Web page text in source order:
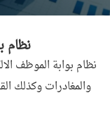
نظام
نظام بوابة الموظف
والمغادرات وكذلك